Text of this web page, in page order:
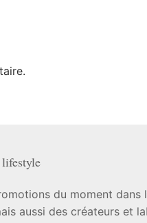
du moment dans
aussi des créateurs et